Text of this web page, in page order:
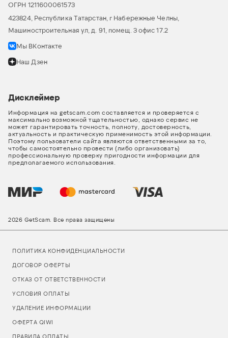
ОГРН 1211600061573
423824, Республика Татарстан, г Набережные Челны,
Машиностроительная ул, д. 91, помещ. 3 офис 17.2
Мы ВКонтакте
Наш Дзен
Дисклеймер
Информация на getscam.com составляется и проверяется с
максимально возможной тщательностью, однако сервис не
может гарантировать точность, полноту, достоверность,
актуальность и практическую применимость этой информации.
Поэтому пользователи сайта являются ответственными за то,
чтобы самостоятельно провести (либо организовать)
профессиональную проверку пригодности информации для
предполагаемого использования.
2026 GetScam. Все права защищены
ПОЛИТИКА КОНФИДЕНЦИАЛЬНОСТИ
ДОГОВОР ОФЕРТЫ
ОТКАЗ ОТ ОТВЕТСТВЕННОСТИ
УСЛОВИЯ ОПЛАТЫ
УДАЛЕНИЕ ИНФОРМАЦИИ
ОФЕРТА QIWI
ПРАВИЛА ОПЛАТЫ